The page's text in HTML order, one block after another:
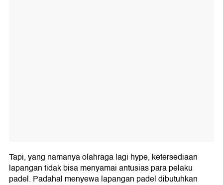
Tapi, yang namanya olahraga lagi hype, ketersediaan
lapangan tidak bisa menyamai antusias para pelaku
padel. Padahal menyewa lapangan padel dibutuhkan